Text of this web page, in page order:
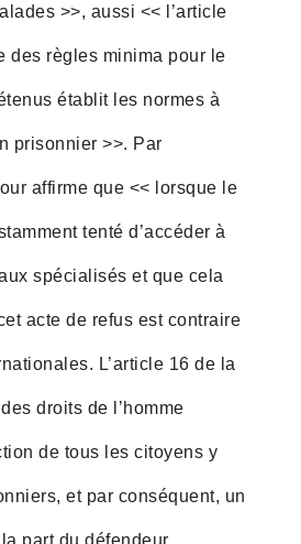
>>, aussi << l’article
des règles minima pour le
établit les normes à
prisonnier >>. Par
affirme que << lorsque le
tenté d’accéder à
spécialisés et que cela
acte de refus est contraire
L’article 16 de la
droits de l’homme
de tous les citoyens y
et par conséquent, un
part du défendeur